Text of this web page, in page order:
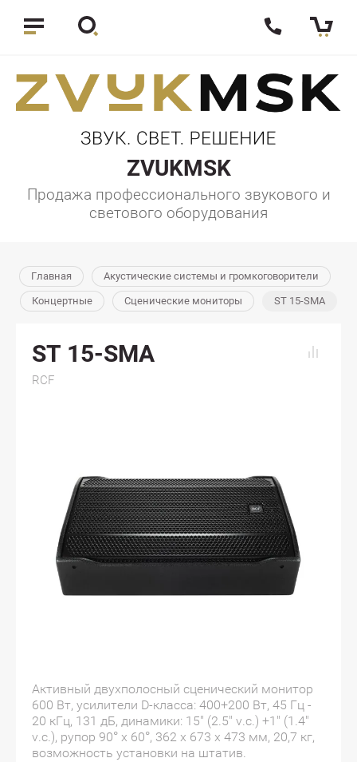
ZVUKMSK
Продажа профессионального звукового и
светового оборудования
Главная Акустические системы и громкоговорители
Концертные Сценические мониторы ST 15-SMA
ST 15-SMA
RCF
Активный двухполосный сценический монитор
600 Вт, усилители D-класса: 400+200 Вт, 45 Гц -
20 кГц, 131 дБ, динамики: 15" (2.5" v.c.) +1" (1.4"
v.c.), рупор 90° х 60°, 362 х 673 х 473 мм, 20,7 кг,
возможность установки на штатив.